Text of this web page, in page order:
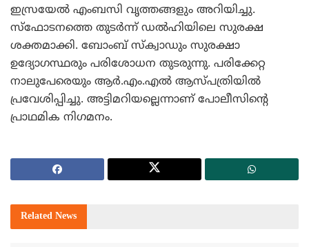
ഇസ്രയേല്‍ എംബസി വൃത്തങ്ങളും അറിയിച്ചു.
സ്‌ഫോടനത്തെ തുടര്‍ന്ന് ഡല്‍ഹിയിലെ സുരക്ഷ
ശക്തമാക്കി. ബോംബ് സ്‌ക്വാഡും സുരക്ഷാ
ഉദ്യോഗസ്ഥരും പരിശോധന തുടരുന്നു. പരിക്കേറ്റ
നാലുപേരെയും ആര്‍.എം.എല്‍ ആസ്പത്രിയില്‍
പ്രവേശിപ്പിച്ചു. അട്ടിമറിയല്ലെന്നാണ് പോലീസിന്റെ
പ്രാഥമിക നിഗമനം.
Related News